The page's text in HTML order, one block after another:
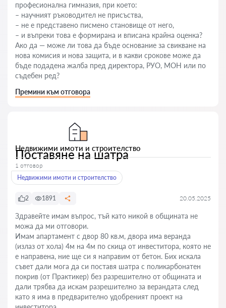
професионална гимназия, при което:
– научният ръководител не присъства,
– не е представено писмено становище от него,
– и въпреки това е формирана и вписана крайна оценка?
Ако да — може ли това да бъде основание за свикване на
нова комисия и нова защита, и в какви срокове може да
бъде подадена жалба пред директора, РУО, МОН или по
съдебен ред?
Премини към отговора
Недвижими имоти и строителство
Поставяне на шатра
1 отговор
Недвижими имоти и строителство
2 1891 20.05.2025
Здравейте имам въпрос, тъй като никой в общината не
можа да ми отговори.
Имам апартамент с двор 80 кв.м, двора има веранда
(излаз от хола) 4м на 4м по скица от инвеститора, която не
е направена, ние ще си я направим от бетон. Бих искала
съвет дали мога да си поставя шатра с поликарбонатен
покрив (от Практикер) без разрешително от общината и
дали трябва да искам разрешително за верандата след
като я има в предварително удобреният проект на